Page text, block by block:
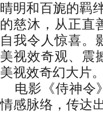
晴明和百旎的羁
的慈沐，从正直
自我令人惊喜。
美视效奇观、震
美视效奇幻大片。
电影《侍神令
情感脉络，传达